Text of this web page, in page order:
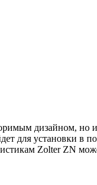
дизайном,
для установки в
Zolter ZN